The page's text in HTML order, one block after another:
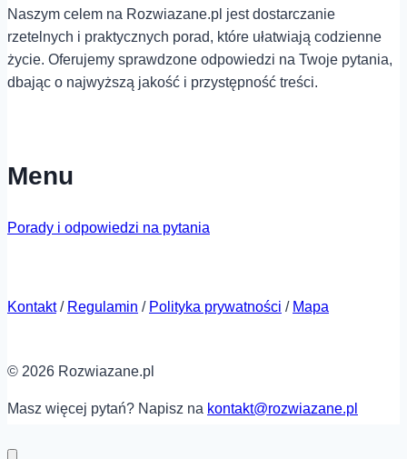
Naszym celem na Rozwiazane.pl jest dostarczanie
rzetelnych i praktycznych porad, które ułatwiają codzienne
życie. Oferujemy sprawdzone odpowiedzi na Twoje pytania,
dbając o najwyższą jakość i przystępność treści.
Menu
Porady i odpowiedzi na pytania
Kontakt/ Regulamin / Polityka prywatności / Mapa
© 2026 Rozwiazane.pl
Masz więcej pytań? Napisz na kontakt@rozwiazane.pl